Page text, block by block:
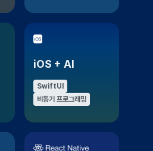
iOS + AI
SwiftUI
비동기 프로그래밍